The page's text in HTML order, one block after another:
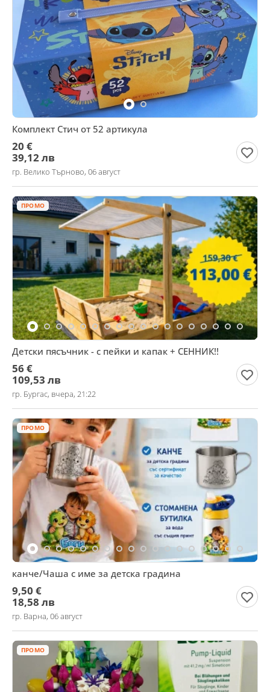
Комплект Стич от 52 артикула
20 €
39,12 лв
гр. Велико Търново, 06 август
ПРОМО
Детски пясъчник - с пейки и капак + СЕННИК!!
56 €
109,53 лв
гр. Бургас, вчера, 21:22
ПРОМО
канче/Чаша с име за детска градина
9,50 €
18,58 лв
гр. Варна, 06 август
ПРОМО